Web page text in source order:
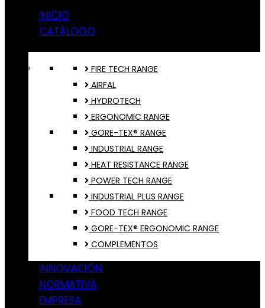
INICIO
CATÁLOGO
FIRE TECH RANGE
AIRFAL
HYDROTECH
ERGONOMIC RANGE
GORE-TEX® RANGE
INDUSTRIAL RANGE
HEAT RESISTANCE RANGE
POWER TECH RANGE
INDUSTRIAL PLUS RANGE
FOOD TECH RANGE
GORE-TEX® ERGONOMIC RANGE
COMPLEMENTOS
INNOVACIÓN
NORMATIVA
EMPRESA